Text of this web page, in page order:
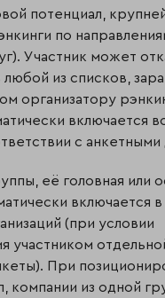
потенциал,
по
Участник может
из списков,
организатору
включается
с
её головная или
включается
(при условии
участником
При
компании из одной